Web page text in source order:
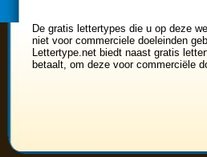
De gratis lettertypes die u op deze
niet voor commerciele doeleinden
Lettertype.net biedt naast gratis
betaalt, om deze voor commerciële